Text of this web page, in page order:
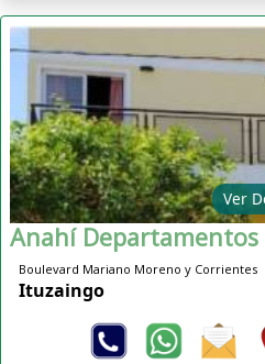
Ver
Anahí Departamentos
Boulevard Mariano Moreno y Corrientes
Ituzaingo